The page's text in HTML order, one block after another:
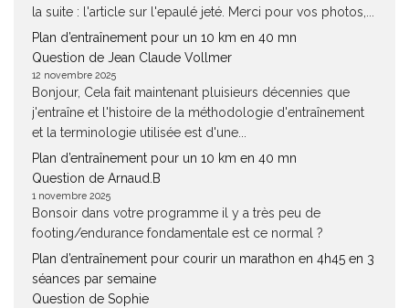
la suite : l'article sur l'epaulé jeté. Merci pour vos photos,...
Plan d’entraînement pour un 10 km en 40 mn
Question de Jean Claude Vollmer
12 novembre 2025
Bonjour, Cela fait maintenant pluisieurs décennies que
j'entraîne et l'histoire de la méthodologie d'entraînement
et la terminologie utilisée est d'une...
Plan d’entraînement pour un 10 km en 40 mn
Question de Arnaud.B
1 novembre 2025
Bonsoir dans votre programme il y a très peu de
footing/endurance fondamentale est ce normal ?
Plan d’entraînement pour courir un marathon en 4h45 en 3
séances par semaine
Question de Sophie